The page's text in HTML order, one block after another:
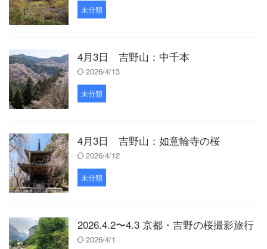
未分類
4月3日 吉野山：中千本
2026/4/13
未分類
4月3日 吉野山：如意輪寺の桜
2026/4/12
未分類
2026.4.2〜4.3 京都・吉野の桜撮影旅行
2026/4/1